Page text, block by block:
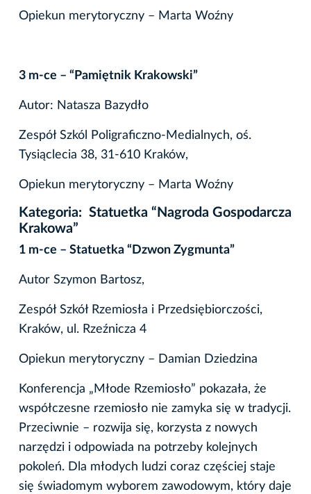
Opiekun merytoryczny – Marta Woźny
3 m-ce – “Pamiętnik Krakowski”
Autor: Natasza Bazydło
Zespół Szkól Poligraficzno-Medialnych, oś.
Tysiąclecia 38, 31-610 Kraków,
Opiekun merytoryczny – Marta Woźny
Kategoria: Statuetka “Nagroda Gospodarcza
Krakowa”
1 m-ce – Statuetka “Dzwon Zygmunta”
Autor Szymon Bartosz,
Zespół Szkół Rzemiosła i Przedsiębiorczości,
Kraków, ul. Rzeźnicza 4
Opiekun merytoryczny – Damian Dziedzina
Konferencja „Młode Rzemiosło” pokazała, że
współczesne rzemiosło nie zamyka się w tradycji.
Przeciwnie – rozwija się, korzysta z nowych
narzędzi i odpowiada na potrzeby kolejnych
pokoleń. Dla młodych ludzi coraz częściej staje
się świadomym wyborem zawodowym, który daje